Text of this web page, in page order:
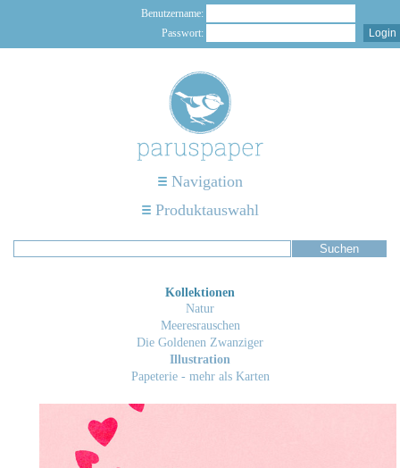
Benutzername:
Passwort:
Navigation
Produktauswahl
Kollektionen
Natur
Meeresrauschen
Die Goldenen Zwanziger
Illustration
Papeterie - mehr als Karten